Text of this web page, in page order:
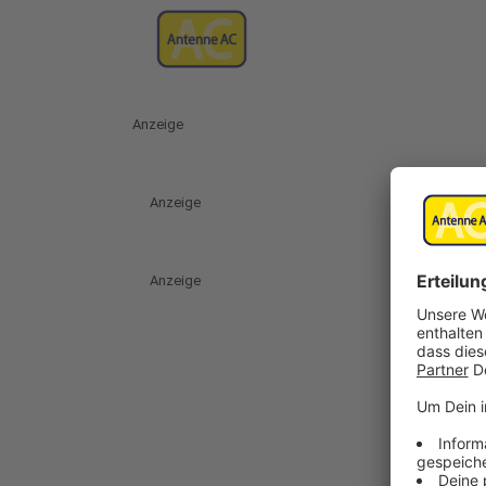
Anzeige
Anzeige
Anzeige